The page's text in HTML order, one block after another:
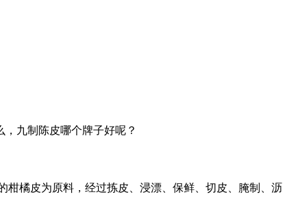
九制陈皮哪个牌子好呢？
橘皮为原料，经过拣皮、浸漂、保鲜、切皮、腌制、沥